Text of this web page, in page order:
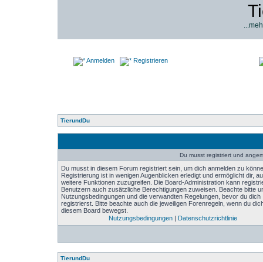
Anmelden Registrieren
TierundDu
Du musst registriert und
Du musst in diesem Forum registriert sein, um dich anmelden zu
Registrierung ist in wenigen Augenblicken erledigt und ermöglicht dir,
weitere Funktionen zuzugreifen. Die Board-Administration kann
Benutzern auch zusätzliche Berechtigungen zuweisen. Beachte bitte
Nutzungsbedingungen und die verwandten Regelungen, bevor du dich
registrierst. Bitte beachte auch die jeweiligen Forenregeln, wenn du
diesem Board bewegst.
Nutzungsbedingungen| Datenschutzrichtlinie
TierundDu